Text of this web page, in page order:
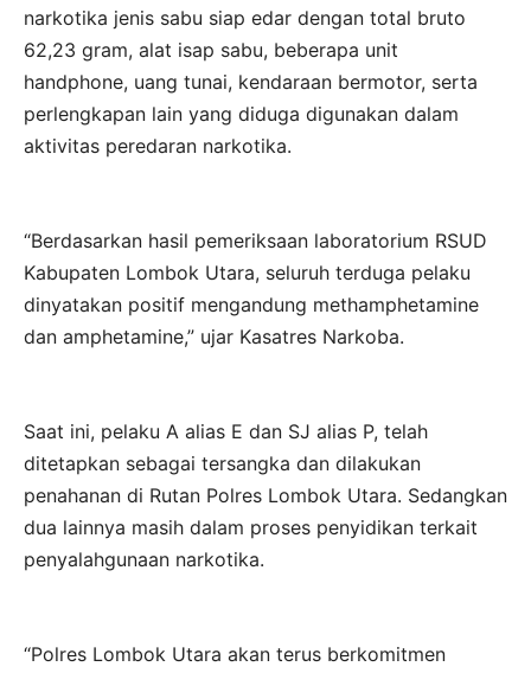
narkotika jenis sabu siap edar dengan total bruto
62,23 gram, alat isap sabu, beberapa unit
handphone, uang tunai, kendaraan bermotor, serta
perlengkapan lain yang diduga digunakan dalam
aktivitas peredaran narkotika.
“Berdasarkan hasil pemeriksaan laboratorium RSUD
Kabupaten Lombok Utara, seluruh terduga pelaku
dinyatakan positif mengandung methamphetamine
dan amphetamine,” ujar Kasatres Narkoba.
Saat ini, pelaku A alias E dan SJ alias P, telah
ditetapkan sebagai tersangka dan dilakukan
penahanan di Rutan Polres Lombok Utara. Sedangkan
dua lainnya masih dalam proses penyidikan terkait
penyalahgunaan narkotika.
“Polres Lombok Utara akan terus berkomitmen